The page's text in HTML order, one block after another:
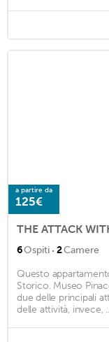
a partire da
125€
6Ospiti · 2Camere
Questo
Storico. Museo
due delle principali
delle attività, invece,